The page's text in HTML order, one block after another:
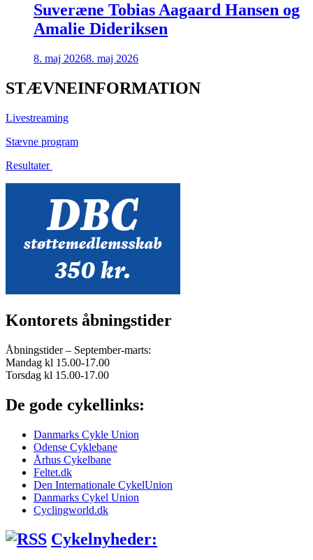
Suveræne Tobias Aagaard Hansen og
Amalie Dideriksen
8. maj 20268. maj 2026
STÆVNEINFORMATION
Livestreaming
Stævne program
Resultater
Kontorets åbningstider
Åbningstider – September-marts:
Mandag kl 15.00-17.00
Torsdag kl 15.00-17.00
De gode cykellinks:
Danmarks Cykle Union
Odense Cyklebane
Århus Cykelbane
Feltet.dk
Den Internationale CykelUnion
Danmarks Cykel Union
Cyclingworld.dk
Cykelnyheder: